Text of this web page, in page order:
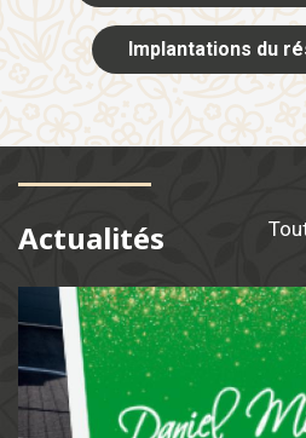
Implantations du
Actualités